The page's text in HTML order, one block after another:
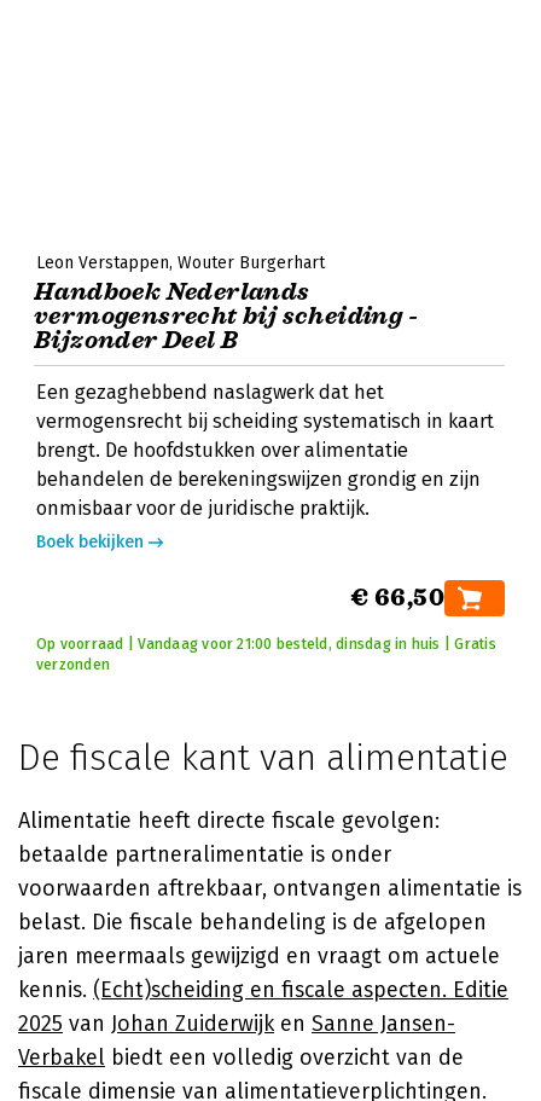
Leon Verstappen Wouter Burgerhart
Handboek Nederlands
vermogensrecht bij scheiding -
Bijzonder Deel B
Een gezaghebbend naslagwerk dat het
vermogensrecht bij scheiding systematisch in kaart
brengt. De hoofdstukken over alimentatie
behandelen de berekeningswijzen grondig en zijn
onmisbaar voor de juridische praktijk.
Boek bekijken
€ 66,50
Op voorraad | Vandaag voor 21:00 besteld, dinsdag in huis | Gratis
verzonden
De fiscale kant van alimentatie
Alimentatie heeft directe fiscale gevolgen:
betaalde partneralimentatie is onder
voorwaarden aftrekbaar, ontvangen alimentatie is
belast. Die fiscale behandeling is de afgelopen
jaren meermaals gewijzigd en vraagt om actuele
kennis. (Echt)scheiding en fiscale aspecten. Editie
2025 van Johan Zuiderwijken Sanne Jansen-
Verbakel biedt een volledig overzicht van de
fiscale dimensie van alimentatieverplichtingen.